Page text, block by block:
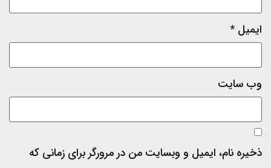
ایمیل *
وب‌ سایت
ذخیره نام، ایمیل و وبسایت من در مرورگر برای زمانی که